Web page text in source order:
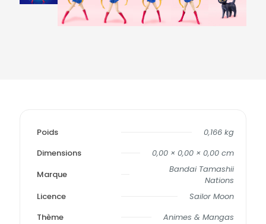
Poids
0,166 kg
Dimensions
0,00 × 0,00 × 0,00 cm
Marque
Bandai Tamashii
Nations
Licence
Sailor Moon
Thème
Animes & Mangas